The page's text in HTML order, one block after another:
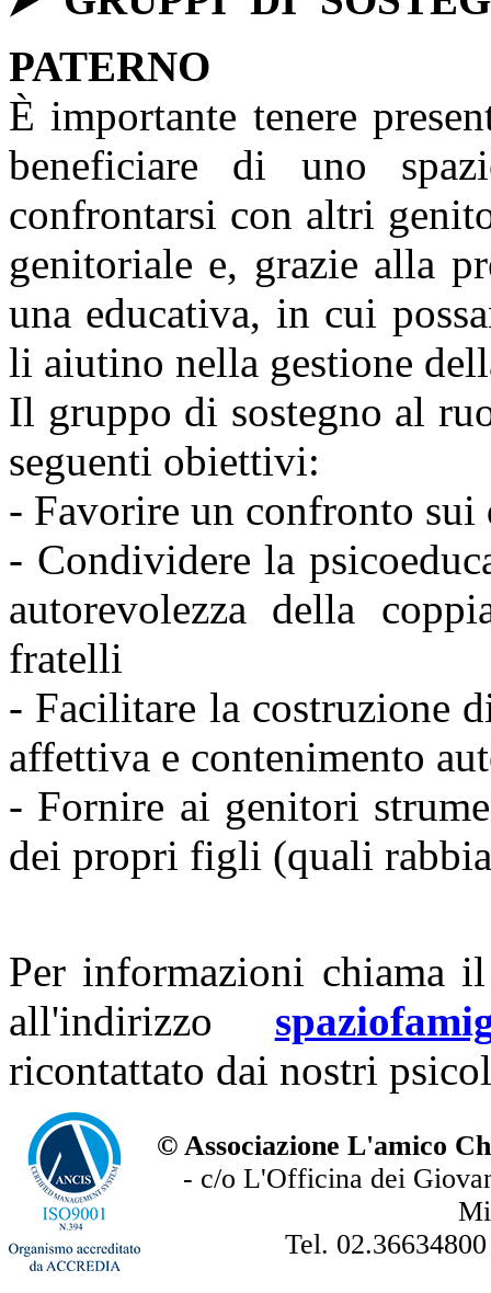
PATERNO
È importante tenere
beneficiare di uno
confrontarsi con altri
genitoriale e, grazie alla
una educativa, in cui
li aiutino nella gestione
Il gruppo di sostegno al
seguenti obiettivi:
- Favorire un confronto
- Condividere la
autorevolezza della
fratelli
- Facilitare la costruzione
affettiva e contenimento
- Fornire ai genitori
dei propri figli (quali
Per informazioni chiama
all'indirizzo
ricontattato dai nostri
© Associazione L'amico
- c/o L'Officina dei
Tel.